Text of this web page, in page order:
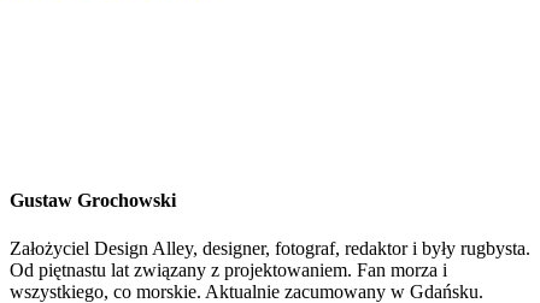
Gustaw Grochowski
Założyciel Design Alley, designer, fotograf, redaktor i były rugbysta.
Od piętnastu lat związany z projektowaniem. Fan morza i
wszystkiego, co morskie. Aktualnie zacumowany w Gdańsku.